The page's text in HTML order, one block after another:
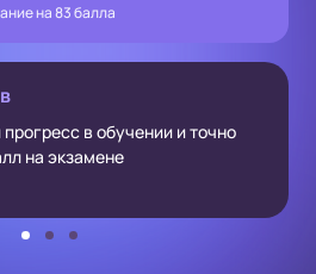
на 83 балла
в обучении и точно
на экзамене